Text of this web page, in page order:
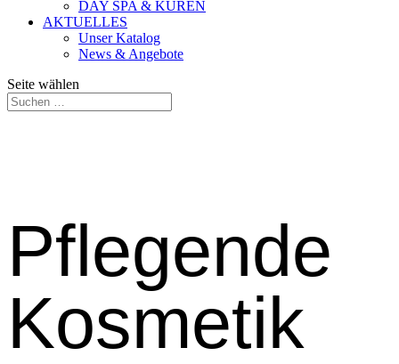
DAY SPA & KUREN
AKTUELLES
Unser Katalog
News & Angebote
Seite wählen
Pflegende
Kosmetik